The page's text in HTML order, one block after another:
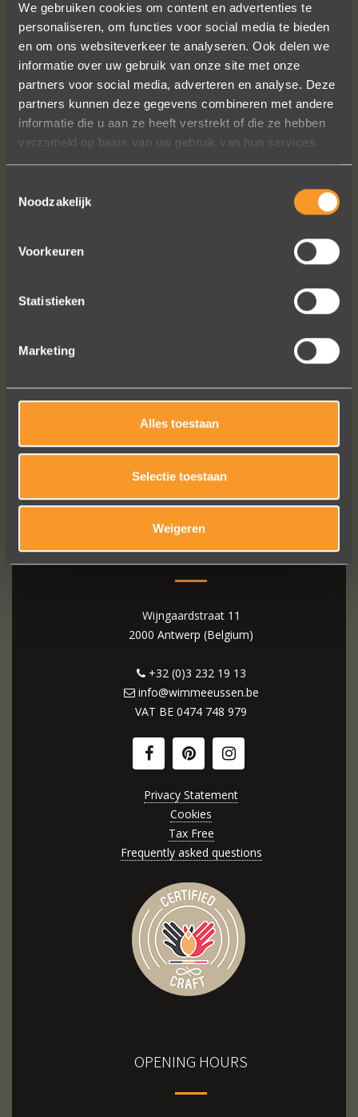
We gebruiken cookies om content en advertenties te
personaliseren, om functies voor social media te bieden
en om ons websiteverkeer te analyseren. Ook delen we
informatie over uw gebruik van onze site met onze
partners voor social media, adverteren en analyse. Deze
partners kunnen deze gegevens combineren met andere
informatie die u aan ze heeft verstrekt of die ze hebben
verzameld op basis van uw gebruik van hun services.
Noodzakelijk
Voorkeuren
Statistieken
Marketing
Alles toestaan
Selectie toestaan
Weigeren
Een droom die uitkomt, de ringen zijn
prachtig afgewerkt, perfecte kwaliteit.
We zijn liefdevol geholpen en ze
waren op tijd klaar. Kan niet anders
zeggen dan AANRADER op elk vlak!
WIM MEEUSSEN
Wijngaardstraat 11
2000 Antwerp (Belgium)
+32 (0)3 232 19 13
info@wimmeeussen.be
VAT BE 0474 748 979
Privacy Statement
Cookies
Tax Free
Frequently asked questions
OPENING HOURS